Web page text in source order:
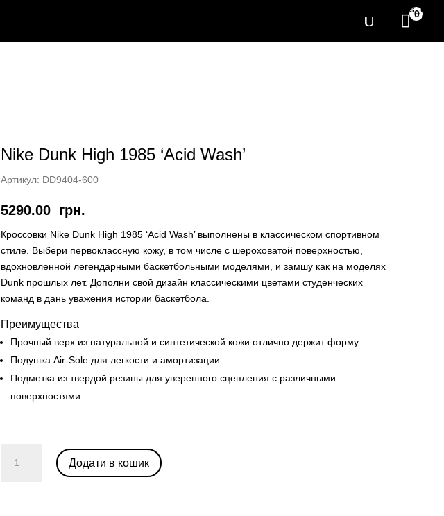
0
Nike Dunk High 1985 ‘Acid Wash’
Артикул: DD9404-600
5290.00 грн.
Кроссовки Nike Dunk High 1985 ‘Acid Wash’ выполнены в классическом спортивном
стиле. Выбери первоклассную кожу, в том числе с шероховатой поверхностью,
вдохновленной легендарными баскетбольными моделями, и замшу как на моделях
Dunk прошлых лет. Дополни свой дизайн классическими цветами студенческих
команд в дань уважения истории баскетбола.
Преимущества
Прочный верх из натуральной и синтетической кожи отлично держит форму.
Подушка Air-Sole для легкости и амортизации.
Подметка из твердой резины для уверенного сцепления с различными
поверхностями.
Dunk
Додати в кошик